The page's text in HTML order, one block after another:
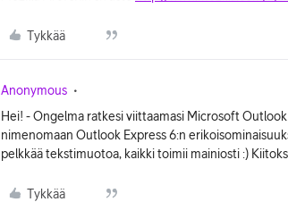
Tykkää
Anonymous
Hei! - Ongelma ratkesi viittaamasi Microsoft
nimenomaan Outlook Express 6:n
pelkkää tekstimuotoa, kaikki toimii mainiosti :)
Tykkää